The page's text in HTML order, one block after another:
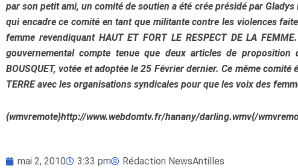
par son petit ami, un comité de soutien a été crée présidé par Gladys
qui encadre ce comité en tant que militante contre les violences
femme revendiquant HAUT ET FORT LE RESPECT DE LA
gouvernemental compte tenue que deux articles de
BOUSQUET, votée et adoptée le 25 Février dernier. Ce même
TERRE avec les organisations syndicales pour que les voix des
{wmvremote}http://www.webdomtv.fr/hanany/darling.wmv{/
mai 2, 2010 3:33 pm Rédaction NewsAntilles